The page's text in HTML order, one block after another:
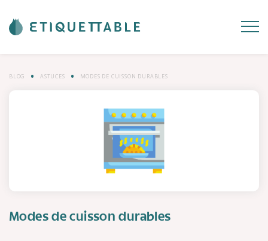
BLOG ASTUCES MODES DE CUISSON DURABLES
Modes de cuisson durables